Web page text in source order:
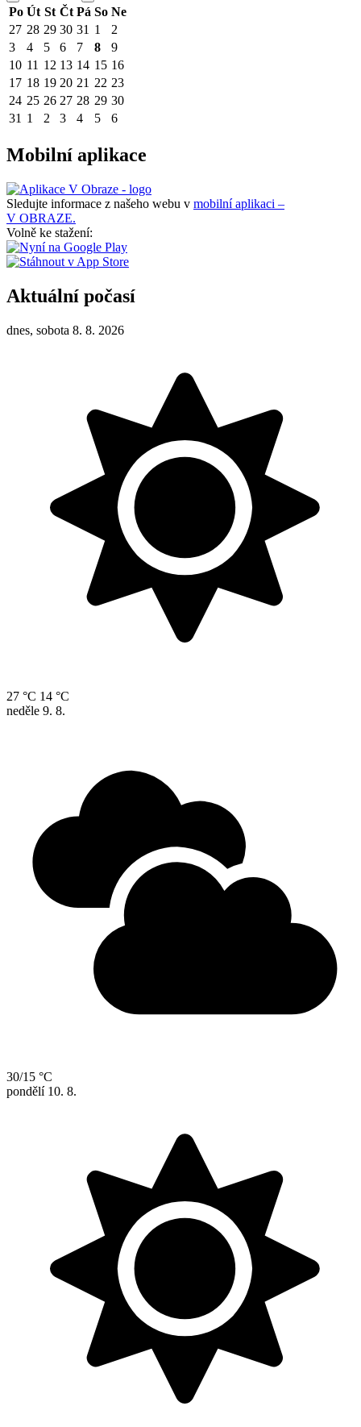
Po Út St Čt Pá So Ne
27 28 29 30 31 1
2
3
4 5 6 7 8
9
10 11 12 13 14 15 16
17 18 19 20 21 22 23
24 25 26 27 28 29 30
31 1 2 3 4 5 6
Mobilní aplikace
Sledujte informace z našeho webu v mobilní aplikaci –
V OBRAZE.
Volně ke stažení:
Aktuální počasí
dnes, sobota 8. 8. 2026
27 °C 14 °C
neděle 9. 8.
30/15 °C
pondělí 10. 8.